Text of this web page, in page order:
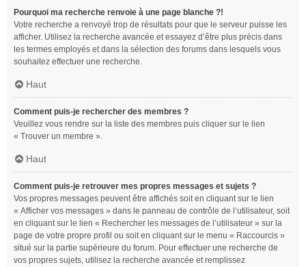
Pourquoi ma recherche renvoie à une page blanche ?!
Votre recherche a renvoyé trop de résultats pour que le serveur puisse les
afficher. Utilisez la recherche avancée et essayez d’être plus précis dans
les termes employés et dans la sélection des forums dans lesquels vous
souhaitez effectuer une recherche.
Haut
Comment puis-je rechercher des membres ?
Veuillez vous rendre sur la liste des membres puis cliquer sur le lien
« Trouver un membre ».
Haut
Comment puis-je retrouver mes propres messages et sujets ?
Vos propres messages peuvent être affichés soit en cliquant sur le lien
« Afficher vos messages » dans le panneau de contrôle de l’utilisateur, soit
en cliquant sur le lien « Rechercher les messages de l’utilisateur » sur la
page de votre propre profil ou soit en cliquant sur le menu « Raccourcis »
situé sur la partie supérieure du forum. Pour effectuer une recherche de
vos propres sujets, utilisez la recherche avancée et remplissez